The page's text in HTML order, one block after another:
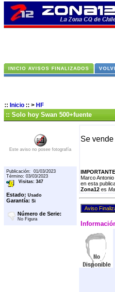
INICIO AVISOS FINALIZADOS
:: Inicio :: > HF
:: Solo hoy Swan 500+fuente
Este aviso no posee fotografía
Publicación: 01/03/2023
Término: 03/03/2023
Visitas: 347
Estado: Usado
Garantía: Si
Número de Serie:
No Figura
Se
Marco
en esta
Zona12 es